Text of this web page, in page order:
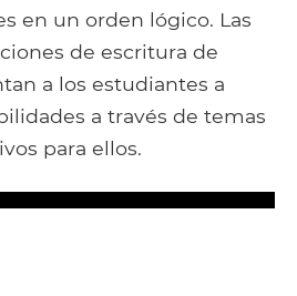
en un orden lógico. Las
de escritura de
a los estudiantes a
a través de temas
para ellos.